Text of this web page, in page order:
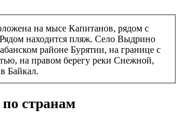
на мысе Капитанов, рядом с
находится пляж. Село Выдрино
районе Бурятии, на границе с
на правом берегу реки Снежной,
Байкал.
странам